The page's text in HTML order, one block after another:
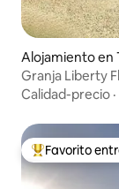
Alojamiento en
Granja Liberty
Calidad-precio ·
Favorito entre
Favorito